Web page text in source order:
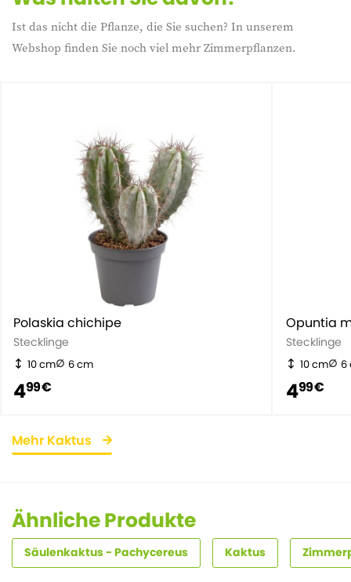
Ist das nicht die Pflanze, die Sie suchen? In unserem
Webshop finden Sie noch viel mehr Zimmerpflanzen.
Polaskia chichipe
Stecklinge
10 cm 6 cm
499 €
Opuntia
Stecklinge
10 cm 6
499 €
Mehr Kaktus
Ähnliche Produkte
Säulenkaktus - Pachycereus Kaktus